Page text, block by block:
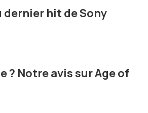
dernier hit de Sony
? Notre avis sur Age of